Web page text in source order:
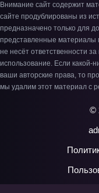
Внимание сайт содержит
сайте продублированы из
предназначено только для
представленные материалы
не несёт ответственности
использование. Если какой-
ваши авторские права, то
мы удалим этот материал с
©